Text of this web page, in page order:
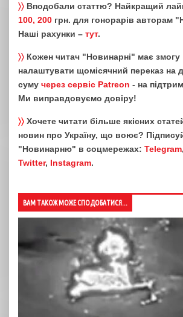
〉〉 Вподобали статтю? Найкращий
100, 200 грн. для гонорарів авторам
Наші рахунки – тут.
〉〉 Кожен читач "Новинарні" має змогу
налаштувати щомісячний переказ на
суму через сервіс Patreon - на
Ми виправдовуємо довіру!
〉〉 Хочете читати більше якісних
новин про Україну, що воює?
"Новинарню" в соцмережах: Telegram,
Twitter, Instagram.
ВАМ ТАКОЖ МОЖЕ СПОДОБАТИСЯ...